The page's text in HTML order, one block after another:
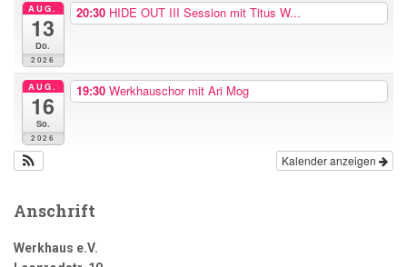
AUG.
13
Do.
2026
20:30 HIDE OUT III Session mit Titus W...
AUG.
16
So.
2026
19:30 Werkhauschor mit Ari Mog
Kalender anzeigen
Anschrift
Werkhaus e.V.